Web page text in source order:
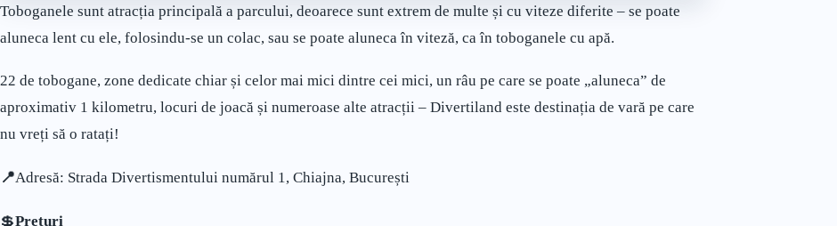
Toboganele sunt atracția principală a parcului, deoarece sunt extrem de multe și cu viteze diferite – se poate
aluneca lent cu ele, folosindu-se un colac, sau se poate aluneca în viteză, ca în toboganele cu apă.
22 de tobogane, zone dedicate chiar și celor mai mici dintre cei mici, un râu pe care se poate „aluneca” de
aproximativ 1 kilometru, locuri de joacă și numeroase alte atracții – Divertiland este destinația de vară pe care
nu vreți să o ratați!
📍Adresă: Strada Divertismentului numărul 1, Chiajna, București
💲Prețuri